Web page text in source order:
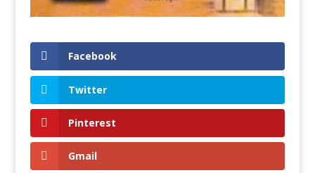
Facebook
Twitter
Pinterest
Gmail